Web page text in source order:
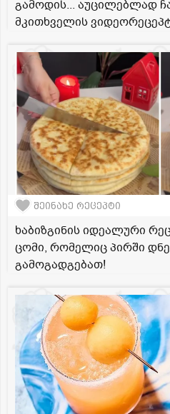
გამოდის... აუცილებლად
მკითხველის
შეინახე რეცეპტი
ხაბიზგინის იდეალური
ცომი, რომელიც პირში
გამოგადგებათ!